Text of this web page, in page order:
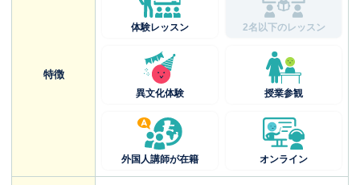
特徴
体験レッスン 2名以下のレッスン
異文化体験 授業参観
外国人講師が在籍 オンライン